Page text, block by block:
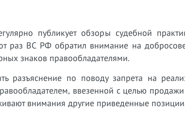
публикует обзоры судебной
раз ВС РФ обратил внимание на
знаков правообладателями.
разъяснение по поводу запрета на
ввезенной с целью продажи
внимания другие приведенные